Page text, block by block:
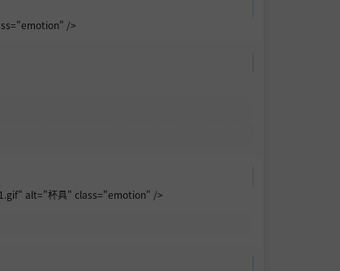
/>
alt="杯具" class="emotion" />